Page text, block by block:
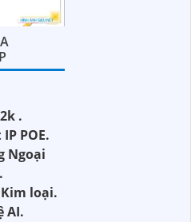
.
IP POE.
Ngoại
loại.
AI.